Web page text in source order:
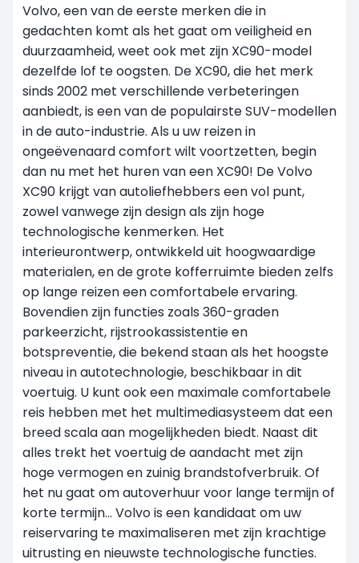
Volvo, een van de eerste merken die in
gedachten komt als het gaat om veiligheid en
duurzaamheid, weet ook met zijn XC90-model
dezelfde lof te oogsten. De XC90, die het merk
sinds 2002 met verschillende verbeteringen
aanbiedt, is een van de populairste SUV-modellen
in de auto-industrie. Als u uw reizen in
ongeëvenaard comfort wilt voortzetten, begin
dan nu met het huren van een XC90! De Volvo
XC90 krijgt van autoliefhebbers een vol punt,
zowel vanwege zijn design als zijn hoge
technologische kenmerken. Het
interieurontwerp, ontwikkeld uit hoogwaardige
materialen, en de grote kofferruimte bieden zelfs
op lange reizen een comfortabele ervaring.
Bovendien zijn functies zoals 360-graden
parkeerzicht, rijstrookassistentie en
botspreventie, die bekend staan als het hoogste
niveau in autotechnologie, beschikbaar in dit
voertuig. U kunt ook een maximale comfortabele
reis hebben met het multimediasysteem dat een
breed scala aan mogelijkheden biedt. Naast dit
alles trekt het voertuig de aandacht met zijn
hoge vermogen en zuinig brandstofverbruik. Of
het nu gaat om autoverhuur voor lange termijn of
korte termijn... Volvo is een kandidaat om uw
reiservaring te maximaliseren met zijn krachtige
uitrusting en nieuwste technologische functies.